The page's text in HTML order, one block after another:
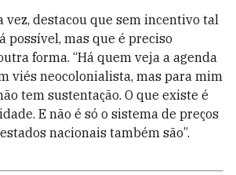
vez, destacou que sem incentivo tal
possível, mas que é preciso
forma. “Há quem veja a agenda
viés neocolonialista, mas para mim
tem sustentação. O que existe é
E não é só o sistema de preços
nacionais também são”.